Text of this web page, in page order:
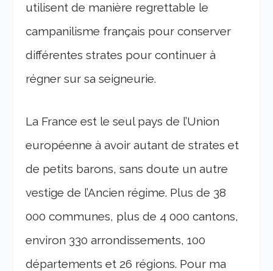
utilisent de manière regrettable le
campanilisme français pour conserver
différentes strates pour continuer à
régner sur sa seigneurie.
La France est le seul pays de l’Union
européenne à avoir autant de strates et
de petits barons, sans doute un autre
vestige de l’Ancien régime. Plus de 38
000 communes, plus de 4 000 cantons,
environ 330 arrondissements, 100
départements et 26 régions. Pour ma